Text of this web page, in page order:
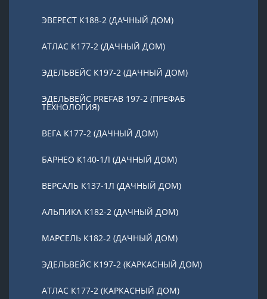
ЭВЕРЕСТ К188-2 (ДАЧНЫЙ ДОМ)
АТЛАС К177-2 (ДАЧНЫЙ ДОМ)
ЭДЕЛЬВЕЙС К197-2 (ДАЧНЫЙ ДОМ)
ЭДЕЛЬВЕЙС PREFAB 197-2 (ПРЕФАБ
ТЕХНОЛОГИЯ)
ВЕГА К177-2 (ДАЧНЫЙ ДОМ)
БАРНЕО К140-1Л (ДАЧНЫЙ ДОМ)
ВЕРСАЛЬ К137-1Л (ДАЧНЫЙ ДОМ)
АЛЬПИКА К182-2 (ДАЧНЫЙ ДОМ)
МАРСЕЛЬ К182-2 (ДАЧНЫЙ ДОМ)
ЭДЕЛЬВЕЙС К197-2 (КАРКАСНЫЙ ДОМ)
АТЛАС К177-2 (КАРКАСНЫЙ ДОМ)